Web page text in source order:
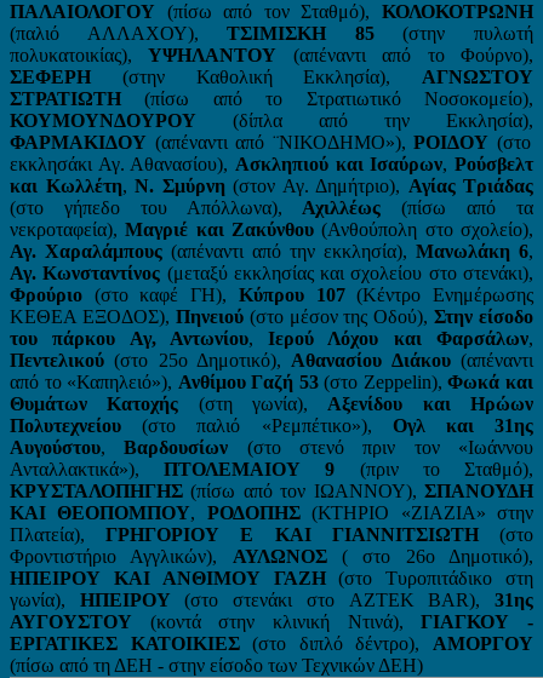
ΠΑΛΑΙΟΛΟΓΟΥ (πίσω από τον Σταθμό), ΚΟΛΟΚΟΤΡΩΝΗ
(παλιό ΑΛΛΑΧΟΥ),ΤΣΙΜΙΣΚΗ 85(στην πυλωτή
πολυκατοικίας),ΥΨΗΛΑΝΤΟΥ (απέναντι από το Φούρνο),
ΣΕΦΕΡΗ (στην Καθολική Εκκλησία), ΑΓΝΩΣΤΟΥ
ΣΤΡΑΤΙΩΤΗ (πίσω από το Στρατιωτικό Νοσοκομείο),
ΚΟΥΜΟΥΝΔΟΥΡΟΥ (δίπλα από την Εκκλησία),
ΦΑΡΜΑΚΙΔΟΥ (απέναντι από ¨ΝΙΚΟΔΗΜΟ»), ΡΟΙΔΟΥ (στο
εκκλησάκι Αγ. Αθανασίου), Ασκληπιού και Ισαύρων,Ρούσβελτ
και Κωλλέτη, Ν. Σμύρνη (στον Αγ. Δημήτριο), Αγίας Τριάδας
(στο γήπεδο του Απόλλωνα), Αχιλλέως (πίσω από τα
νεκροταφεία),Μαγριέ και Ζακύνθου (Ανθούπολη στο σχολείο),
Αγ. Χαραλάμπους (απέναντι από την εκκλησία), Μανωλάκη 6,
Αγ. Κωνσταντίνος (μεταξύ εκκλησίας και σχολείου στο στενάκι),
Φρούριο (στο καφέ ΓΗ), Κύπρου 107(Κέντρο Ενημέρωσης
ΚΕΘΕΑ ΕΞΟΔΟΣ), Πηνειού(στο μέσον της Οδού),Στην είσοδο
του πάρκου Αγ, Αντωνίου,Ιερού Λόχου και Φαρσάλων,
Πεντελικού (στο 25ο Δημοτικό), Αθανασίου Διάκου(απέναντι
από το «Καπηλειό»), Ανθίμου Γαζή 53(στο Zeppelin),Φωκά και
Θυμάτων Κατοχής (στη γωνία), Αξενίδου και Ηρώων
Πολυτεχνείου (στο παλιό «Ρεμπέτικο»), Ογλ και 31ης
Αυγούστου,Βαρδουσίων (στο στενό πριν τον «Ιωάννου
Ανταλλακτικά»),ΠΤΟΛΕΜΑΙΟΥ 9 (πριν το Σταθμό),
ΚΡΥΣΤΑΛΟΠΗΓΗΣ (πίσω από τον ΙΩΑΝΝΟΥ), ΣΠΑΝΟΥΔΗ
ΚΑΙ ΘΕΟΠΟΜΠΟΥ, ΡΟΔΟΠΗΣ(ΚΤΗΡΙΟ «ΖΙΑΖΙΑ» στην
Πλατεία),ΓΡΗΓΟΡΙΟΥ Ε ΚΑΙ ΓΙΑΝΝΙΤΣΙΩΤΗ(στο
Φροντιστήριο Αγγλικών), ΑΥΛΩΝΟΣ( στο 26ο Δημοτικό),
ΗΠΕΙΡΟΥ ΚΑΙ ΑΝΘΙΜΟΥ ΓΑΖΗ(στο Τυροπιτάδικο στη
γωνία), ΗΠΕΙΡΟΥ (στο στενάκι στο AZTEK BAR),31ης
ΑΥΓΟΥΣΤΟΥ (κοντά στην κλινική Ντινά),ΓΙΑΓΚΟΥ -
ΕΡΓΑΤΙΚΕΣ ΚΑΤΟΙΚΙΕΣ(στο διπλό δέντρο), ΑΜΟΡΓΟΥ
(πίσω από τη ΔΕΗ - στην είσοδο των Τεχνικών ΔΕΗ)